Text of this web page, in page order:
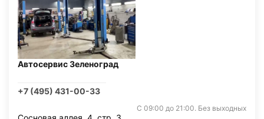
Автосервис Зеленоград
+7 (495) 431-00-33
С 09:00 до 21:00. Без выходных